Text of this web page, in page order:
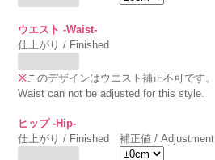
ウエスト -Waist-
仕上がり / Finished
※このデザインはウエスト補正不可です。
Waist can not be adjusted for this style.
ヒップ -Hip-
仕上がり / Finished
補正値 / Adjustment